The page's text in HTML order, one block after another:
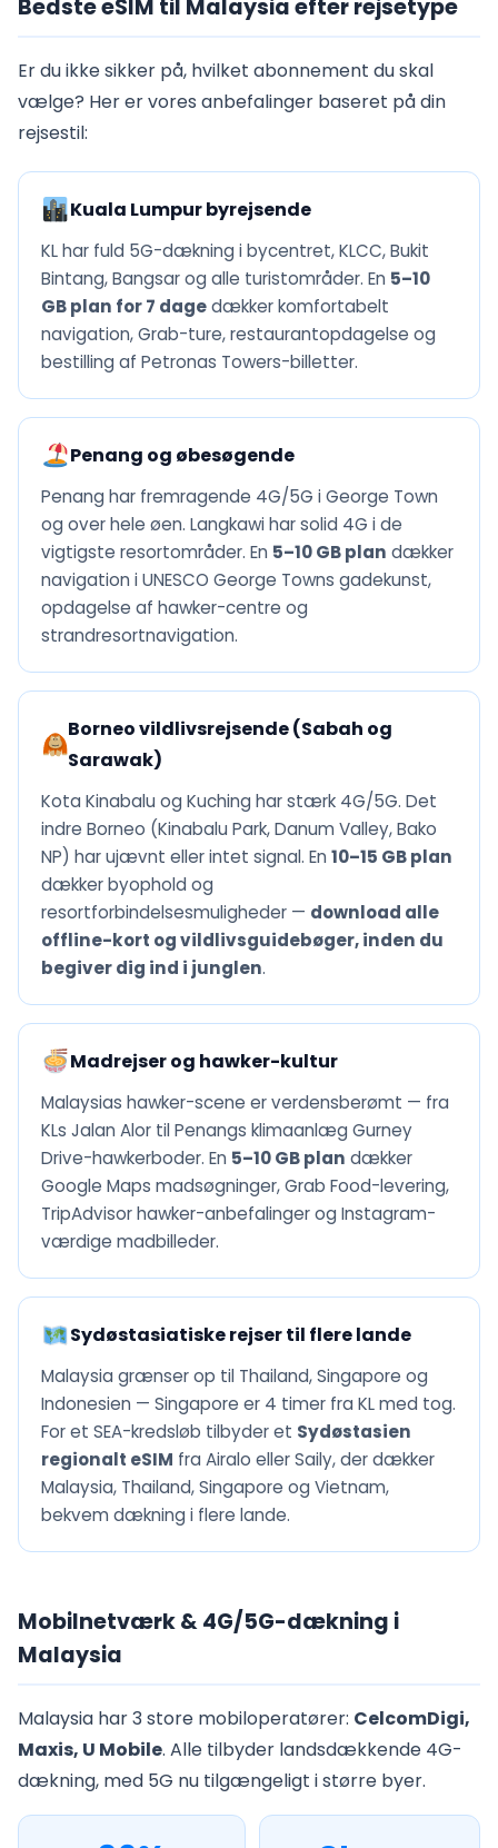
Bedste eSIM til Malaysia efter rejsetype
Er du ikke sikker på, hvilket abonnement du skal
vælge? Her er vores anbefalinger baseret på din
rejsestil:
Kuala Lumpur byrejsende
KL har fuld 5G-dækning i bycentret, KLCC, Bukit
Bintang, Bangsar og alle turistområder. En 5–10
GB plan for 7 dagedækker komfortabelt
navigation, Grab-ture, restaurantopdagelse og
bestilling af Petronas Towers-billetter.
Penang og øbesøgende
Penang har fremragende 4G/5G i George Town
og over hele øen. Langkawi har solid 4G i de
vigtigste resortområder. En 5–10 GB plan dækker
navigation i UNESCO George Towns gadekunst,
opdagelse af hawker-centre og
strandresortnavigation.
Borneo vildlivsrejsende (Sabah og
Sarawak)
Kota Kinabalu og Kuching har stærk 4G/5G. Det
indre Borneo (Kinabalu Park, Danum Valley, Bako
NP) har ujævnt eller intet signal. En 10–15 GB plan
dækker byophold og
resortforbindelsesmuligheder — download alle
offline-kort og vildlivsguidebøger, inden du
begiver dig ind i junglen.
Madrejser og hawker-kultur
Malaysias hawker-scene er verdensberømt — fra
KLs Jalan Alor til Penangs klimaanlæg Gurney
Drive-hawkerboder. En 5–10 GB plan dækker
Google Maps madsøgninger, Grab Food-levering,
TripAdvisor hawker-anbefalinger og Instagram-
værdige madbilleder.
Sydøstasiatiske rejser til flere lande
Malaysia grænser op til Thailand, Singapore og
Indonesien — Singapore er 4 timer fra KL med tog.
For et SEA-kredsløb tilbyder et Sydøstasien
regionalt eSIM fra Airalo eller Saily, der dækker
Malaysia, Thailand, Singapore og Vietnam,
bekvem dækning i flere lande.
Mobilnetværk & 4G/5G-dækning i
Malaysia
Malaysia har 3 store mobiloperatører: CelcomDigi,
Maxis, U Mobile. Alle tilbyder landsdækkende 4G-
dækning, med 5G nu tilgængeligt i større byer.